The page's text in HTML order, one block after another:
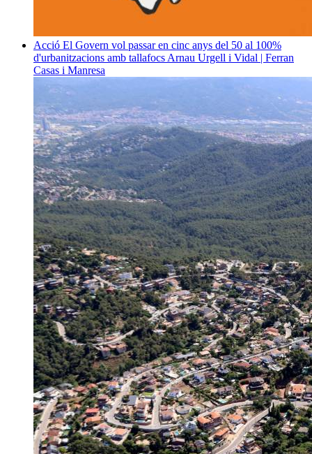
Acció El Govern vol passar en cinc anys del 50 al 100%
d'urbanitzacions amb tallafocs Arnau Urgell i Vidal | Ferran
Casas i Manresa